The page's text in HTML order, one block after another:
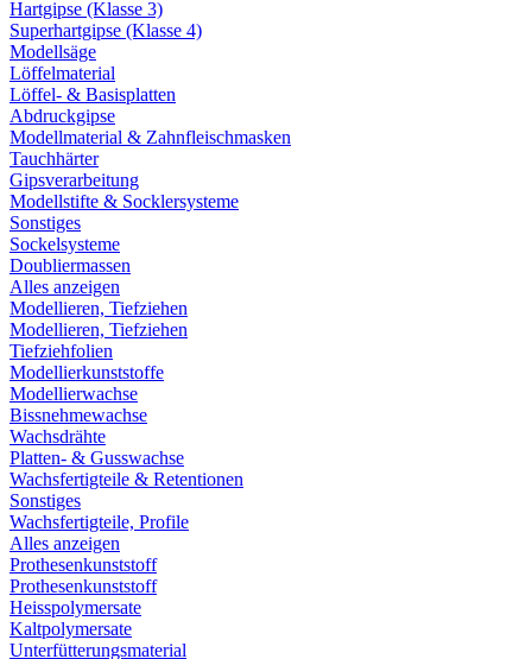
Hartgipse (Klasse 3)
Superhartgipse (Klasse 4)
Modellsäge
Löffelmaterial
Löffel- & Basisplatten
Abdruckgipse
Modellmaterial & Zahnfleischmasken
Tauchhärter
Gipsverarbeitung
Modellstifte & Socklersysteme
Sonstiges
Sockelsysteme
Doubliermassen
Alles anzeigen
Modellieren, Tiefziehen
Modellieren, Tiefziehen
Tiefziehfolien
Modellierkunststoffe
Modellierwachse
Bissnehmewachse
Wachsdrähte
Platten- & Gusswachse
Wachsfertigteile & Retentionen
Sonstiges
Wachsfertigteile, Profile
Alles anzeigen
Prothesenkunststoff
Prothesenkunststoff
Heisspolymersate
Kaltpolymersate
Unterfütterungsmaterial